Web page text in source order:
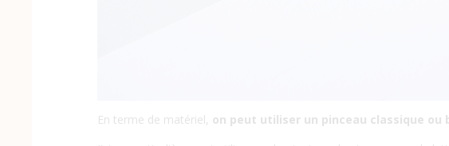
En terme de matériel, on peut utiliser un pinceau classique ou